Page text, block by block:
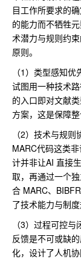
目工作所要求的
的能力而不牺牲
术潜力与规则约
原则。
（1）类型感知
试图用一种技术
的入口即对文献
方案，这是保障
（2）技术与规
MARC代码这类
计并非让AI 直接
取，再通过一个
合 MARC、
了技术能力与制度
（3）过程可控
反馈是不可或缺
化，设计了人机